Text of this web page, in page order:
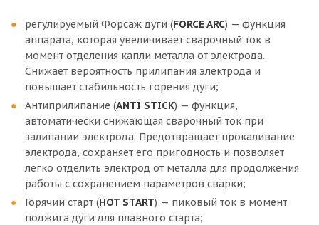
регулируемый Форсаж дуги (FORCE ARC) — функция
аппарата, которая увеличивает сварочный ток в
момент отделения капли металла от электрода.
Снижает вероятность прилипания электрода и
повышает стабильность горения дуги;
Антиприлипание (ANTI STICK) — функция,
автоматически снижающая сварочный ток при
залипании электрода. Предотвращает прокаливание
электрода, сохраняет его пригодность и позволяет
легко отделить электрод от металла для продолжения
работы с сохранением параметров сварки;
Горячий старт (HOT START) — пиковый ток в момент
поджига дуги для плавного старта;